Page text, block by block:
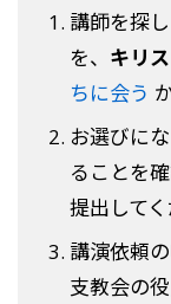
講師を探
を、 キリ
ちに会う
お選びに
ることを
提出してく
講演依頼
支教会の